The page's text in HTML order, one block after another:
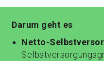
Darum geht es
Netto-